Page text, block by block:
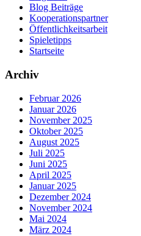
Blog Beiträge
Kooperationspartner
Öffentlichkeitsarbeit
Spieletipps
Startseite
Archiv
Februar 2026
Januar 2026
November 2025
Oktober 2025
August 2025
Juli 2025
Juni 2025
April 2025
Januar 2025
Dezember 2024
November 2024
Mai 2024
März 2024